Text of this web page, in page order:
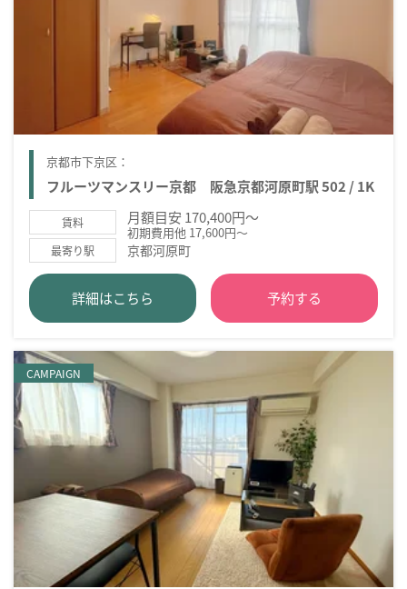
京都市下京区：
フルーツマンスリー京都 阪急京都河原町駅 502 / 1K
賃料 月額目安 170,400円～
初期費用他 17,600円～
最寄り駅 京都河原町
詳細はこちら 予約する
CAMPAIGN